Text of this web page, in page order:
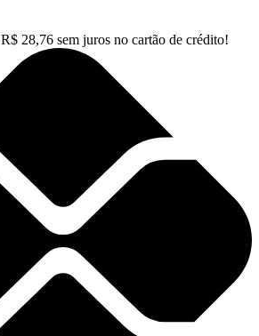
R$ 28,76 sem juros no cartão de crédito!